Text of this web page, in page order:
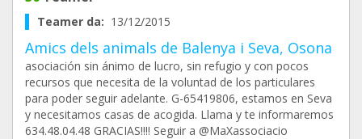
Teamer da: 13/12/2015
Amics dels animals de Balenya i Seva, Osona
asociación sin ánimo de lucro, sin refugio y con pocos
recursos que necesita de la voluntad de los particulares
para poder seguir adelante. G-65419806, estamos en Seva
y necesitamos casas de acogida. Llama y te informaremos
634.48.04.48 GRACIAS!!!! Seguir a @MaXassociacio